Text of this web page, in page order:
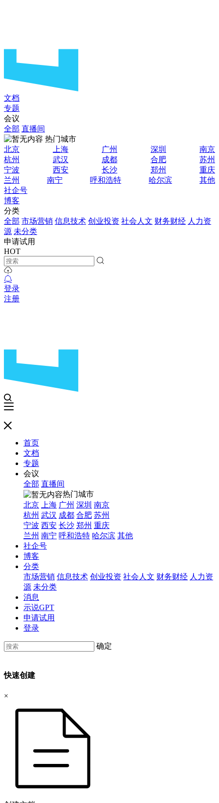
文档
专题
会议
全部 直播间
热门城市
北京
上海 广州 深圳
南京
杭州
武汉 成都 合肥
苏州
宁波
西安 长沙 郑州
重庆
兰州
南宁 呼和浩特 哈尔滨
其他
社企号
博客
分类
全部 市场营销 信息技术 创业投资 社会人文 财务财经 人力资
源 未分类
申请试用
HOT
登录
注册
首页
文档
专题
会议
全部 直播间
热门城市
北京
上海 广州 深圳 南京
杭州 武汉 成都 合肥 苏州
宁波 西安 长沙 郑州 重庆
兰州 南宁 呼和浩特 哈尔滨 其他
社企号
博客
分类
市场营销 信息技术 创业投资 社会人文 财务财经 人力资
源 未分类
消息
示说GPT
申请试用
登录
确定
快速创建
×